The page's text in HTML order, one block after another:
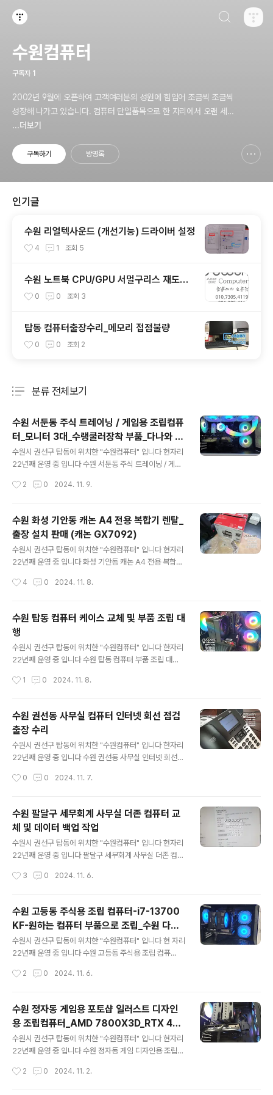
수원컴퓨터
구독자 1
2002년 9월에 오픈하여 고객여러분의 성원에 힘입어 조금씩 조금씩
성장해 나가고 있습니다. 컴퓨터 단일품목으로 한 자리에서 오랜 세월
동안 버틸 수 있는 원동력은 고객님들의 관심과 사랑이 아니었나 생각
해왔고 또, 앞으로도 최선을 다 할 것을 약속드립니다
...더보기
구독하기 방명록
인기글
수원 리얼텍사운드 (개선기능) 드라이버 설정
4 1 조회 5
수원 노트북 CPU/GPU 서멀구리스 재도포,
노트북 분해청소 (HP 오멘 17-an019tx)
0 0 조회 3
탑동 컴퓨터출장수리_메모리 접점불량
0 0 조회 2
분류 전체보기
수원 서둔동 주식 트레이닝 / 게임용 조립컴퓨
터_모니터 3대_수랭쿨러장착 부품_다나와 견
적
수원시 권선구 탑동에 위치한 "수원컴퓨터" 입니다 현자리
22년째 운영 중 입니다 수원 서둔동 주식 트레이닝 / 게임
다 주식 장마감 이후에는 공부도 하고 게임도 한다고 합니
해 주셨습니다 모니터는 4K 3대 사용하고 계시는데 추후
추가 될수도 있다고 합니다 CPU는 무난하게 라이젠 R
5 제품에 메모리는 32GB 작업창을 많이 사용하신다고 합
니다 SSD는 속도 빠른 제품으로..하고 쿨러는 수랭쿨러 요
청해 주셨습니다 메인보드 [ASUS] PRIME A620M-A
그래픽 포트 지원도 좋고 M.2 슬롯도 2개에 PCIe 4.0 을
2 0 2024. 11. 9.
수원 화성 기안동 캐논 A4 전용 복합기 렌탈_
출장 설치 판매 (캐논 GX7092)
수원시 권선구 탑동에 위치한 "수원컴퓨터" 입니다 현자리
22년째 운영 중 입니다 화성 기안동 캐논 A4 전용 복합기
고장 5년정도 사용하셨는데 더 이상 고쳐서 사용하기가 에
용지 카세트가 상단 / 하단 있는 복합기로 선택 [Canon]
MAXIFY GX7092 정품 무한잉크 복합기정품무한잉크젯
/ 컬러 / A4 / 41~50ppm / 흑백:21~30ipm / 21~30p
pm / 컬러:11~20ipm / 301~400매이하 / 터치스크린L
X7092 정품 무한잉크 복합..
4 0 2024. 11. 8.
수원 탑동 컴퓨터 케이스 교체 및 부품 조립 대
행
수원시 권선구 탑동에 위치한 "수원컴퓨터" 입니다 한자리
22년째 운영 중 입니다 수원 탑동 컴퓨터 부품 조립 대
대한 활용하고 컴퓨터 케이스 교체 및 부품 추가 조립대행
1 0 2024. 11. 8.
수원 권선동 사무실 컴퓨터 인터넷 회선 점검
출장 수리
수원시 권선구 탑동에 위치한 "수원컴퓨터" 입니다 한자리
22년째 운영 중 입니다 수원 권선동 사무실 인터넷 회선
만 컴퓨터 인터넷이 안된다고 합니다 새로 이전한 사무실
성 데스크탑..인터넷 연결이 안되네요 컴퓨터는 오랜된건
아니라 랜카드 불량은 아닌거 같고.. 노트북으로 인터넷 체
크~인터넷 연결이 안됩니다 컴퓨터에는 이상이 없는건 확
실하네요 ★★★ 인터넷선 체크 ★★★ 인터넷선 테스터
전화 -> 컴퓨터 로 연결되는 구조 입니다인터넷 전화도"네
0 0 2024. 11. 7.
수원 팔달구 세무회계 사무실 더존 컴퓨터 교
체 및 데이터 백업 작업
수원시 권선구 탑동에 위치한 "수원컴퓨터" 입니다 현자리
22년째 운영 중 입니다 팔달구 세무회계 사무실 더존 컴퓨
다 메인컴퓨터 (더존 프로그램)가 느리고 데이터가 잘 안넘
는 최대한 빨리.. 컴퓨터가 불안불안 하다고 합니다 사용하
는 더존 프로그램은 클라이언트 방식으로 사무실 컴퓨터에
저장된다고 합니다 세무회계사무실 프로그램은 더존
을 많이 사용하시는거 같습니다 컴퓨터 사양은 조금 오래
SD 120GB / D: HDD 500GB / F: HDD 1TB 데이터 저
3 0 2024. 11. 6.
수원 고등동 주식용 조립 컴퓨터-i7-13700
KF-원하는 컴퓨터 부품으로 조립_수원 다나
와 견적
수원시 권선구 탑동에 위치한 "수원컴퓨터" 입니다 현 자리
22년째 운영 중 입니다 수원 고등동 주식용 조립 컴퓨
플랫폼을 확인하고 4K 모니터 4대를 사용해 다양한 정보
메모리용량 / 그래픽카드 / SSD는 원하는 모델을 보내 주
셨고 나머지 부품들은 과하지 않는 선에서 추천 드렸습니
다 CPU 13세대 i7-13700KF 모델 CPU 때문에 고민을
조금 많이 하셨습니다 비용을 조금더 해서 14700K / KF
모델을 추천 드렸는데 예산이 정해져 있어서.. CPU 컴퓨
니다최소한.. 12세대 i5급 이상 제품을 추천 드립니다 메..
2 0 2024. 11. 6.
수원 정자동 게임용 포토샵 일러스트 디자인
용 조립컴퓨터_AMD 7800X3D_RTX 407
0 SUPER_수원컴퓨터부품수리판매_컴퓨터
출장설치
수원시 권선구 탑동에 위치한 "수원컴퓨터" 입니다 현자리
22년째 운영 중 입니다 수원 정자동 게임 디자인용 조립컴
사용) 컴퓨터 케이스 FAN 교체하러 오셨다가 원하는 조립
2 0 2024. 11. 2.